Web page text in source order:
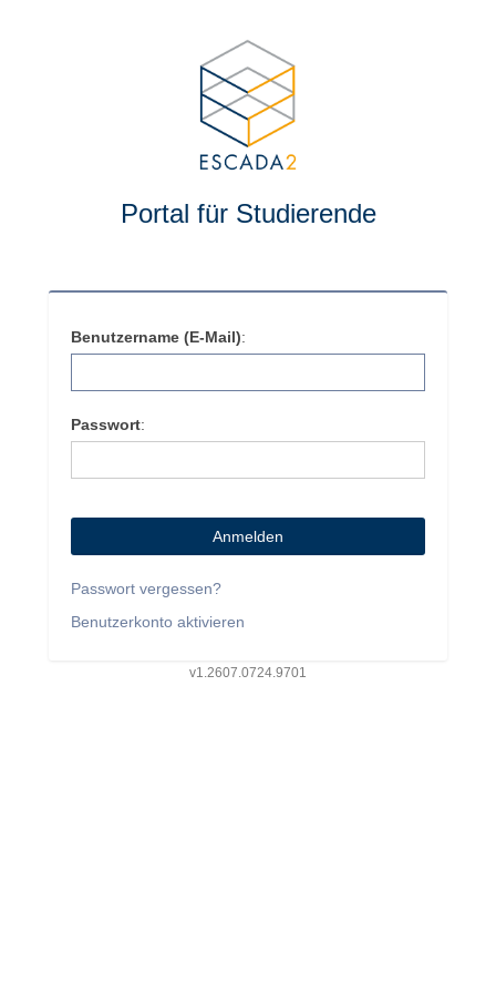
Portal für Studierende
Benutzername (E-Mail):
Passwort:
Anmelden
Passwort vergessen?
Benutzerkonto aktivieren
v1.2607.0724.9701